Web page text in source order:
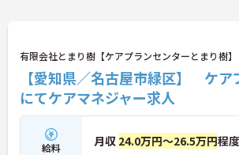
有限会社とまり樹【ケアプランセンターとまり樹】
【愛知県／名古屋市緑区】 ケア
にてケアマネジャー求人
給料 月収 24.0万円～26.5万円程